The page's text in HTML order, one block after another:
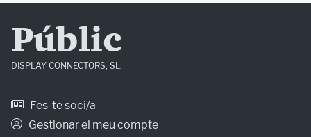
Públic
DISPLAY CONNECTORS, SL.
Fes-te soci/a
Gestionar el meu compte